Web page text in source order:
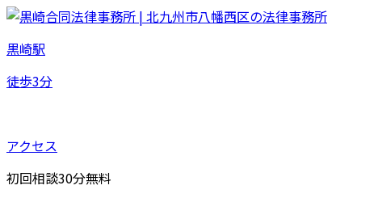
黒崎駅
徒歩3分
アクセス
初回相談30分無料